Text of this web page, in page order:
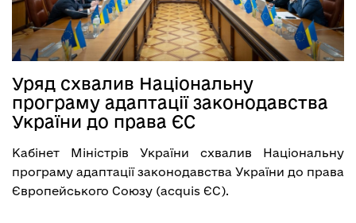
Уряд схвалив Національну
програму адаптації законодавства
України до права ЄС
Кабінет Міністрів України схвалив Національну
програму адаптації законодавства України до права
Європейського Союзу (acquis ЄС).